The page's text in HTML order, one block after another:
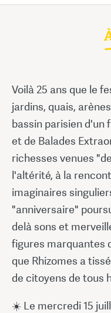
Voilà 25 ans que le
jardins, quais,
bassin parisien
et de Balades
richesses venues
l'altérité, à la
imaginaires
"anniversaire"
delà sons et
figures marquantes
que Rhizomes a
de citoyens de tous
☀️ Le mercredi 15